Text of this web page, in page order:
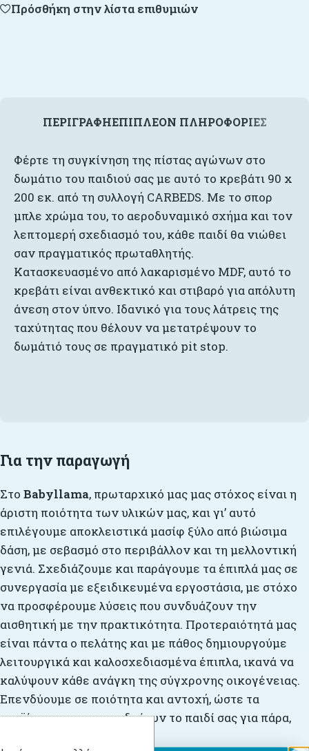
Πρόσθήκη στην λίστα επιθυμιών
ΠΕΡΙΓΡΑΦΉΕΠΙΠΛΈΟΝ ΠΛΗΡΟΦΟΡΊΕΣ
Φέρτε τη συγκίνηση της πίστας αγώνων στο
δωμάτιο του παιδιού σας με αυτό το κρεβάτι 90 x
200 εκ. από τη συλλογή CARBEDS. Με το σπορ
μπλε χρώμα του, το αεροδυναμικό σχήμα και τον
λεπτομερή σχεδιασμό του, κάθε παιδί θα νιώθει
σαν πραγματικός πρωταθλητής.
Κατασκευασμένο από λακαρισμένο MDF, αυτό το
κρεβάτι είναι ανθεκτικό και στιβαρό για απόλυτη
άνεση στον ύπνο. Ιδανικό για τους λάτρεις της
ταχύτητας που θέλουν να μετατρέψουν το
δωμάτιό τους σε πραγματικό pit stop.
Για την παραγωγή
Στο Babyllama, πρωταρχικό μας μας στόχος είναι η
άριστη ποιότητα των υλικών μας, και γι’ αυτό
επιλέγουμε αποκλειστικά μασίφ ξύλο από βιώσιμα
δάση, με σεβασμό στο περιβάλλον και τη μελλοντική
γενιά. Σχεδιάζουμε και παράγουμε τα έπιπλά μας σε
συνεργασία με εξειδικευμένα εργοστάσια, με στόχο
να προσφέρουμε λύσεις που συνδυάζουν την
αισθητική με την πρακτικότητα. Προτεραιότητά μας
είναι πάντα ο πελάτης και με πάθος δημιουργούμε
λειτουργικά και καλοσχεδιασμένα έπιπλα, ικανά να
καλύψουν κάθε ανάγκη της σύγχρονης οικογένειας.
Επενδύουμε σε ποιότητα και αντοχή, ώστε τα
προϊόντα μας να συνοδεύουν το παιδί σας για πάρα,